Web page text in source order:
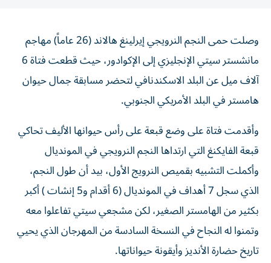
وصلت حمى النجم النرويجي إيرلينغ هالاند (26 عاماً) مهاجم
مانشستر سيتي الإنجليزي إلى الإكوادور، حيث قطعت فتاة 6
آلاف ميل عن البلد الاسكندنافي لتحضر مسابقة جمال حيوان
هامستر في البلد الأمريكي الجنوبي.
وأقدمت فتاة على وضع قبعة على رأس حيوانها الأليف تحاكي
قبعة الفايكنغ التي ارتداها النجم النرويجي في المونديال
وأكملت التشبيه بقميص النرويج الأول، بيد أن طول النجم،
الذي سجل 7 أهداف في المونديال (6 أقدام و5 إنشات ) أكبر
بكثير من الهامستر الصغير، لكن مشجعي سيتي تفاعلوا معه
وتمنوا له النجاح في النسخة السادسة من المهرجان الذي يحيي
تاريخ حضارة الأنديز وأيقونة حيواناتها.